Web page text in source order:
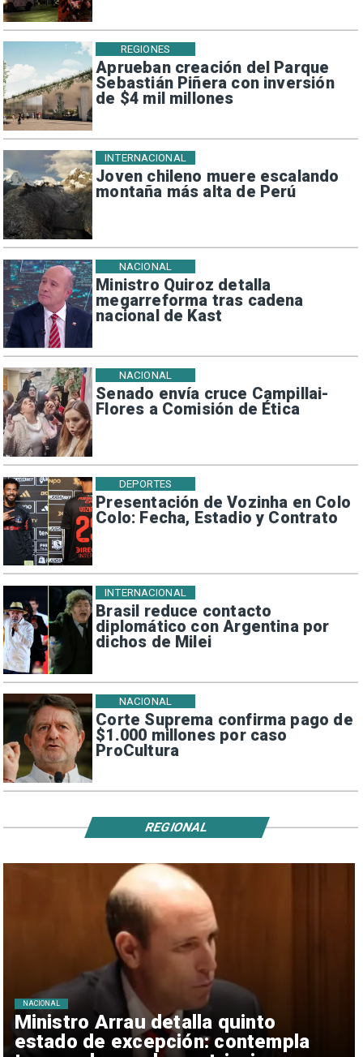
Aprueban creación del Parque
Sebastián Piñera con inversión
de $4 mil millones
REGIONES
Joven chileno muere escalando
montaña más alta de Perú
INTERNACIONAL
Ministro Quiroz detalla
megarreforma tras cadena
nacional de Kast
NACIONAL
Senado envía cruce Campillai-
Flores a Comisión de Ética
NACIONAL
Presentación de Vozinha en Colo
Colo: Fecha, Estadio y Contrato
DEPORTES
Brasil reduce contacto
diplomático con Argentina por
dichos de Milei
INTERNACIONAL
Corte Suprema confirma pago de
$1.000 millones por caso
ProCultura
NACIONAL
Ministro Arrau detalla quinto
estado de excepción: contempla
NACIONAL
REGIONAL